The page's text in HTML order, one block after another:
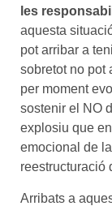
les
aquesta
pot arribar a
sobretot no pot
per moment
sostenir el NO
explosiu que
emocional de
reestructuració
Arribats a